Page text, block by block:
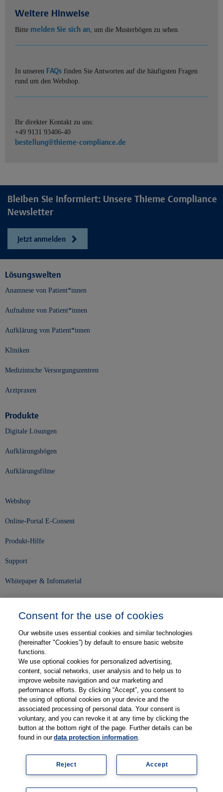
Weitere Hinweise
Bitte melden Sie sich an, um die Musterbögen zu sehen.
In unseren FAQs finden Sie Antworten auf die häufigsten Fragen
rund um den Webshop.
Ihr direkter Kontakt zu uns:
+49 9131 93406-40
bestellung@thieme-compliance.de
Bleiben Sie informiert: Unsere Thieme Compliance
Newsletter
Jetzt anmelden
Lösungswelten
Anamnese von Patient*innen
Aufnahme von Patient*innen
Aufklärung von Patient*innen
Kliniken
Medizinische Versorgungszentren
Arztpraxen
Produkte
Digitale Lösungen
Aufklärungsbögen
Aufklärungsfilme
Webshop
Online-Portal E-Consent
Produkt-Hilfe
Support
Whitepaper & Infomaterial
Karriere
Kontakt
Web-Semniare
Anwenderberichte
Partner
Impressum Datenschutz Kontakt AGB
Consent for the use of cookies
Our website uses essential cookies and similar technologies
(hereinafter "Cookies”) by default to ensure basic website
functions.
We use optional cookies for personalized advertising,
content, social networks, user analysis and to help us to
improve website navigation and our marketing and
performance efforts. By clicking “Accept”, you consent to
the using of optional cookies on your device and the
associated processing of personal data. Your consent is
voluntary, and you can revoke it at any time by clicking the
button at the bottom right of the page. Further details can be
found in ourdata protection information.
Accept
Reject